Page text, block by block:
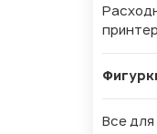
Все для